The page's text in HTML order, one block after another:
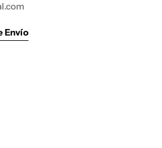
Envío